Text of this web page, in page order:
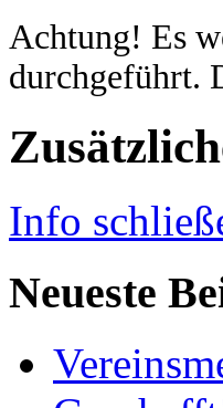
Achtung! Es
durchgeführt.
Info
Neueste